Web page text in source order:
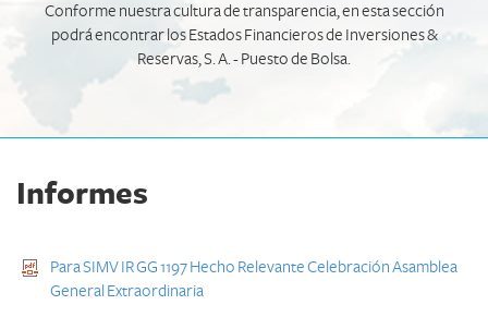
Conforme nuestra cultura de transparencia, en esta sección
podrá encontrar los Estados Financieros de Inversiones &
Reservas, S. A. - Puesto de Bolsa.
Informes
Para SIMV IR GG 1197 Hecho Relevante Celebración Asamblea
General Extraordinaria